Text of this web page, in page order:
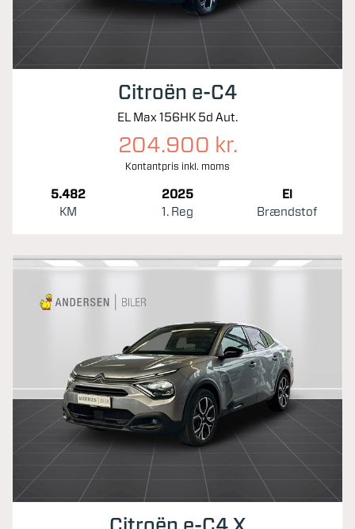
Citroën e-C4
EL Max 156HK 5d Aut.
204.900 kr.
Kontantpris inkl. moms
5.482
KM
2025
1. Reg
El
Brændstof